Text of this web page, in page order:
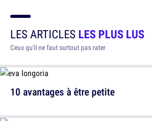
LES ARTICLES LES PLUS LUS
Ceux qu'il ne faut surtout pas rater
10 avantages à être petite